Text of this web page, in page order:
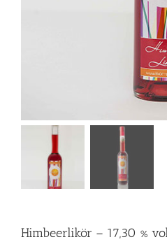
Himbeerlikör – 17,30 %